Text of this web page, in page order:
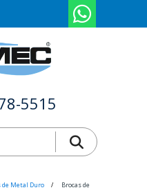
5515
de Metal Duro
Brocas de